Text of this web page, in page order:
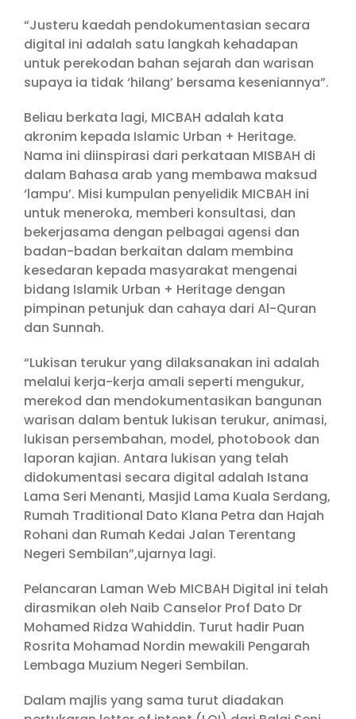
“Justeru kaedah pendokumentasian secara
digital ini adalah satu langkah kehadapan
untuk perekodan bahan sejarah dan warisan
supaya ia tidak ‘hilang’ bersama keseniannya”.
Beliau berkata lagi, MICBAH adalah kata
akronim kepada Islamic Urban + Heritage.
Nama ini diinspirasi dari perkataan MISBAH di
dalam Bahasa arab yang membawa maksud
‘lampu’. Misi kumpulan penyelidik MICBAH ini
untuk meneroka, memberi konsultasi, dan
bekerjasama dengan pelbagai agensi dan
badan-badan berkaitan dalam membina
kesedaran kepada masyarakat mengenai
bidang Islamik Urban + Heritage dengan
pimpinan petunjuk dan cahaya dari Al-Quran
dan Sunnah.
“Lukisan terukur yang dilaksanakan ini adalah
melalui kerja-kerja amali seperti mengukur,
merekod dan mendokumentasikan bangunan
warisan dalam bentuk lukisan terukur, animasi,
lukisan persembahan, model, photobook dan
laporan kajian. Antara lukisan yang telah
didokumentasi secara digital adalah Istana
Lama Seri Menanti, Masjid Lama Kuala Serdang,
Rumah Traditional Dato Klana Petra dan Hajah
Rohani dan Rumah Kedai Jalan Terentang
Negeri Sembilan”,ujarnya lagi.
Pelancaran Laman Web MICBAH Digital ini telah
dirasmikan oleh Naib Canselor Prof Dato Dr
Mohamed Ridza Wahiddin. Turut hadir Puan
Rosrita Mohamad Nordin mewakili Pengarah
Lembaga Muzium Negeri Sembilan.
Dalam majlis yang sama turut diadakan